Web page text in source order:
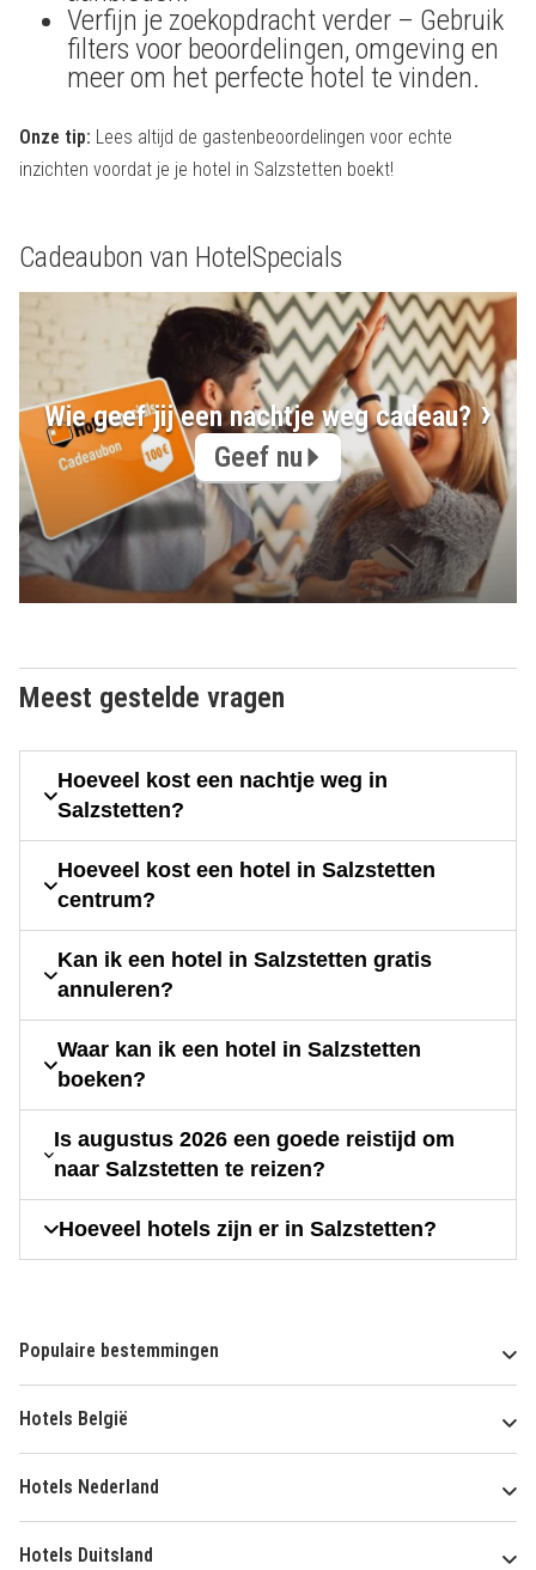
Verfijn je zoekopdracht verder – Gebruik
filters voor beoordelingen, omgeving en
meer om het perfecte hotel te vinden.
Onze tip: Lees altijd de gastenbeoordelingen voor echte
inzichten voordat je je hotel in Salzstetten boekt!
Cadeaubon van HotelSpecials
Wie geef jij een nachtje weg cadeau?
Geef nu
Meest gestelde vragen
Hoeveel kost een nachtje weg in
Salzstetten?
Hoeveel kost een hotel in Salzstetten
centrum?
Kan ik een hotel in Salzstetten gratis
annuleren?
Waar kan ik een hotel in Salzstetten
boeken?
Is augustus 2026 een goede reistijd om
naar Salzstetten te reizen?
Hoeveel hotels zijn er in Salzstetten?
Populaire bestemmingen
Hotels België
Hotels Nederland
Hotels Duitsland